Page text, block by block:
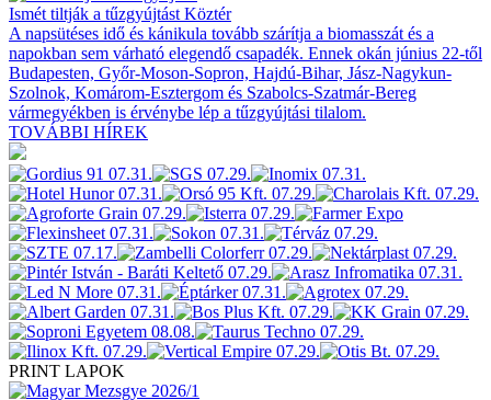
Ismét tiltják a tűzgyújtást Köztér
A napsütéses idő és kánikula tovább szárítja a biomasszát és a
napokban sem várható elegendő csapadék. Ennek okán június 22-től
Budapesten, Győr-Moson-Sopron, Hajdú-Bihar, Jász-Nagykun-
Szolnok, Komárom-Esztergom és Szabolcs-Szatmár-Bereg
vármegyékben is érvénybe lép a tűzgyújtási tilalom.
TOVÁBBI HÍREK
PRINT LAPOK